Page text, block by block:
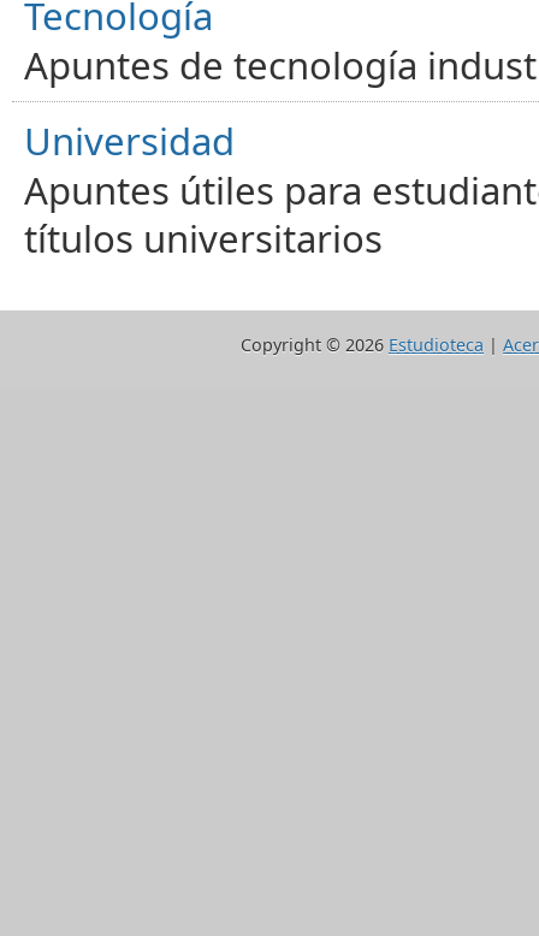
Tecnología
Apuntes de tecnología
Universidad
Apuntes útiles para
títulos universitarios
Copyright © 2026 Estudioteca |